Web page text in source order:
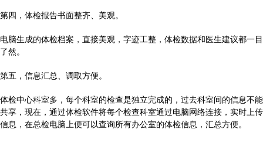
第四，体检报告书面整齐、美观。
电脑生成的体检档案，直接美观，字迹工整，体检数据和医生建议都一目
了然。
第五，信息汇总、调取方便。
体检中心科室多，每个科室的检查是独立完成的，过去科室间的信息不能
共享，现在，通过体检软件将每个检查科室通过电脑网络连接，实时上传
信息，在总检电脑上便可以查询所有办公室的体检信息，汇总方便。